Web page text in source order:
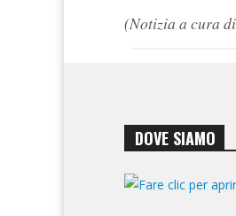
(Notizia a cura
DOVE SIAMO